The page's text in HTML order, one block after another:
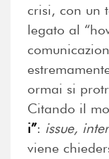
crisi, con un
legato al
ormai si
Citando il
i”: issue,
viene